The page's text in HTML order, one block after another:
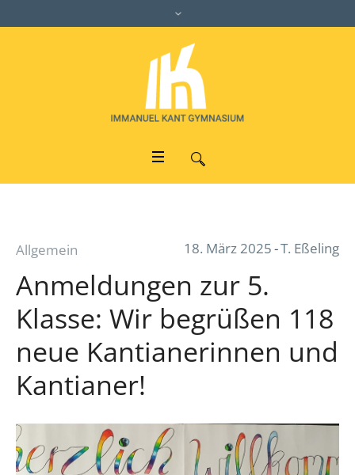
18. März 2025 T. Eßeling
Allgemein
Anmeldungen zur 5.
Klasse: Wir begrüßen 118
neue Kantianerinnen und
Kantianer!